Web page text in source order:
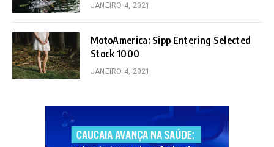
JANEIRO 4, 2021
MotoAmerica: Sipp Entering Selected
Stock 1000
JANEIRO 4, 2021